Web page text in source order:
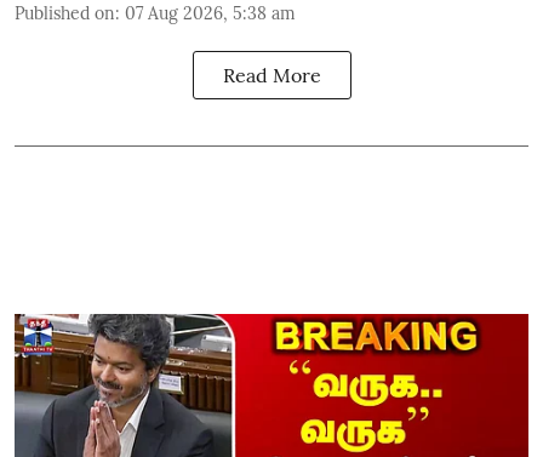
Published on: 07 Aug 2026, 5:38 am
Read More